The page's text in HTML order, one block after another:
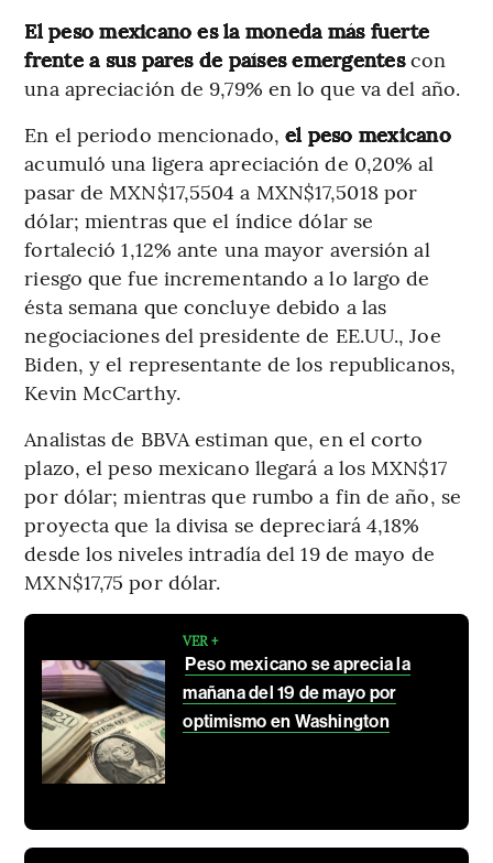
El peso mexicano es la moneda más fuerte
frente a sus pares de países emergentescon
una apreciación de 9,79% en lo que va del año.
En el periodo mencionado, el peso mexicano
acumuló una ligera apreciación de 0,20% al
pasar de MXN$17,5504 a MXN$17,5018 por
dólar; mientras que el índice dólar se
fortaleció 1,12% ante una mayor aversión al
riesgo que fue incrementando a lo largo de
ésta semana que concluye debido a las
negociaciones del presidente de EE.UU., Joe
Biden, y el representante de los republicanos,
Kevin McCarthy.
Analistas de BBVA estiman que, en el corto
plazo, el peso mexicano llegará a los MXN$17
por dólar; mientras que rumbo a fin de año, se
proyecta que la divisa se depreciará 4,18%
desde los niveles intradía del 19 de mayo de
MXN$17,75 por dólar.
VER +
Peso mexicano se aprecia la
mañana del 19 de mayo por
optimismo en Washington